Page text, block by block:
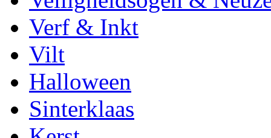
Verf & Inkt
Vilt
Halloween
Sinterklaas